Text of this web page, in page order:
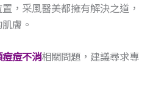
，采風醫美都擁有解決之道，
膚。
痘不消相關問題，建議尋求專